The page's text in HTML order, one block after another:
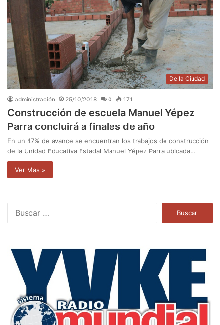
De la Ciudad
administración 25/10/2018 0 171
Construcción de escuela Manuel Yépez
Parra concluirá a finales de año
En un 47% de avance se encuentran los trabajos de construcción
de la Unidad Educativa Estadal Manuel Yépez Parra ubicada…
Ver Mas »
a